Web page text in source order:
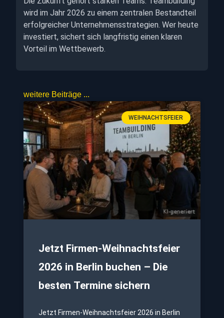
wird im Jahr 2026 zu einem zentralen Bestandteil
erfolgreicher Unternehmensstrategien. Wer heute
investiert, sichert sich langfristig einen klaren
Vorteil im Wettbewerb.
weitere Beiträge ...
WEIHNACHTSFEIER
Jetzt Firmen-Weihnachtsfeier
2026 in Berlin buchen – Die
besten Termine sichern
Jetzt Firmen-Weihnachtsfeier 2026 in Berlin